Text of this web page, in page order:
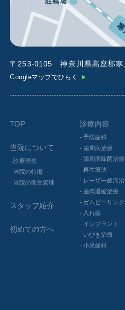
〒253-0105神奈川県高座郡
Googleマップでひらく
TOP
当院について
- 診療理念
- 当院の特徴
- 当院の衛⽣管理
スタッフ紹介
初めての方へ
診療内容
- 予防⻭科
- ⻭周病治療
- ⻭周病除菌治療
- 再生療法
- レーザー⻭周
- ⻭⾁退縮治療
- ガムピーリング
- ⼊れ⻭
- インプラント
- いびき治療
- ⼩児⻭科